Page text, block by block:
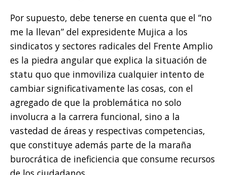
Por supuesto, debe tenerse en cuenta que el “no
me la llevan” del expresidente Mujica a los
sindicatos y sectores radicales del Frente Amplio
es la piedra angular que explica la situación de
statu quo que inmoviliza cualquier intento de
cambiar significativamente las cosas, con el
agregado de que la problemática no solo
involucra a la carrera funcional, sino a la
vastedad de áreas y respectivas competencias,
que constituye además parte de la maraña
burocrática de ineficiencia que consume recursos